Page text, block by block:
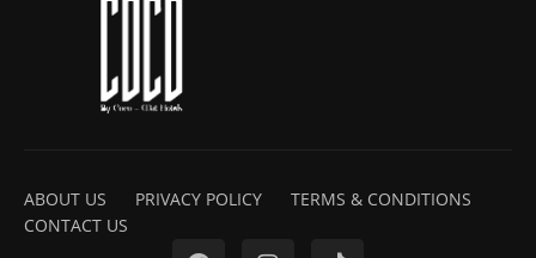
ABOUT US PRIVACY POLICY
TERMS & CONDITIONS
CONTACT US